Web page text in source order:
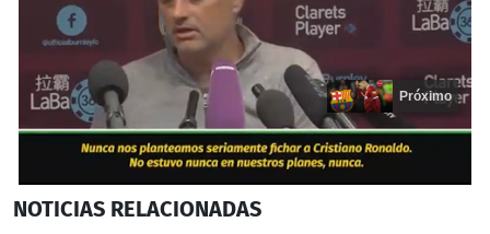
seconds
Próximo
NOTICIAS RELACIONADAS